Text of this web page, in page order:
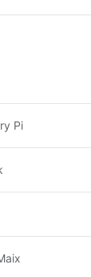
Pi